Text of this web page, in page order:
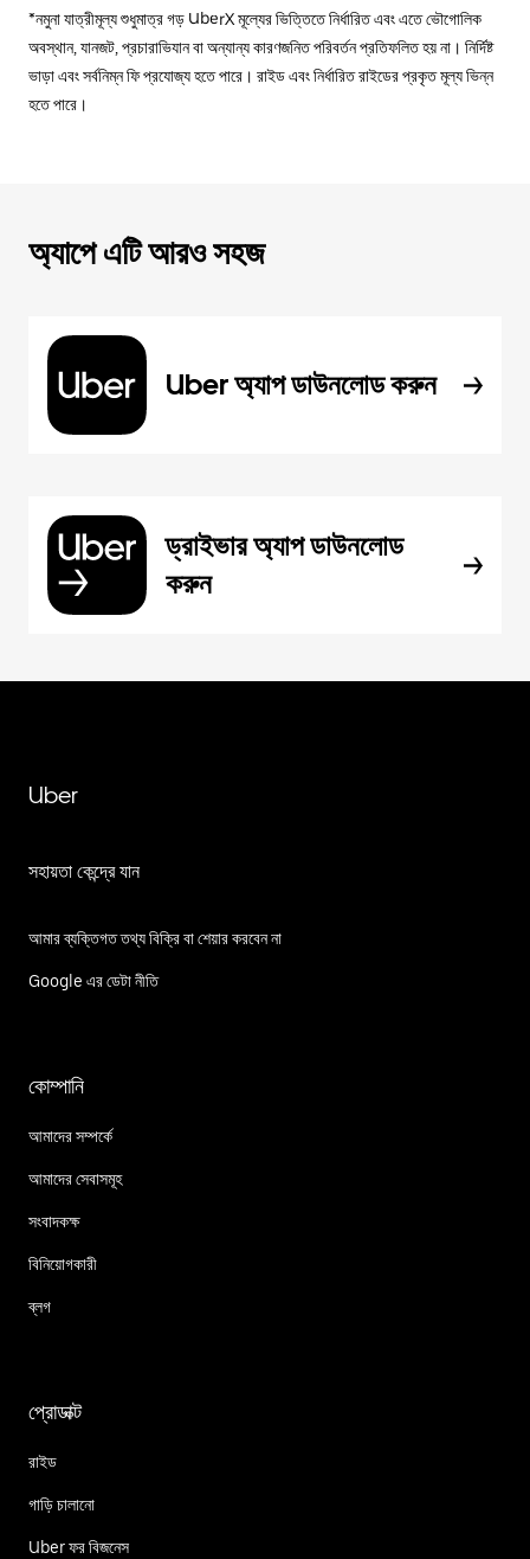
*নমুনা যাত্রীমূল্য শুধুমাত্র গড় UberX মূল্যের ভিত্তিতে নির্ধারিত এবং এতে ভৌগোলিক
অবস্থান, যানজট, প্রচারাভিযান বা অন্যান্য কারণজনিত পরিবর্তন প্রতিফলিত হয় না। নির্দিষ্ট
ভাড়া এবং সর্বনিম্ন ফি প্রযোজ্য হতে পারে। রাইড এবং নির্ধারিত রাইডের প্রকৃত মূল্য ভিন্ন
হতে পারে।
অ্যাপে এটি আরও সহজ
Uber অ্যাপ ডাউনলোড করুন
ড্রাইভার অ্যাপ ডাউনলোড
করুন
Uber
সহায়তা কেন্দ্রে যান
আমার ব্যক্তিগত তথ্য বিক্রি বা শেয়ার করবেন না
Google এর ডেটা নীতি
কোম্পানি
আমাদের সম্পর্কে
আমাদের সেবাসমূহ
সংবাদকক্ষ
বিনিয়োগকারী
ব্লগ
প্রোডাক্ট
রাইড
গাড়ি চালানো
Uber ফর বিজনেস